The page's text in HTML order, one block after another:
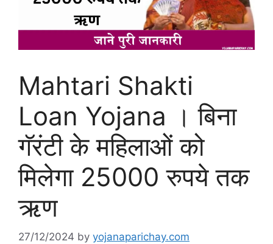
Mahtari Shakti
Loan Yojana । बिना
गॅरंटी के महिलाओं को
मिलेगा 25000 रुपये तक
ऋण
27/12/2024 by yojanaparichay.com